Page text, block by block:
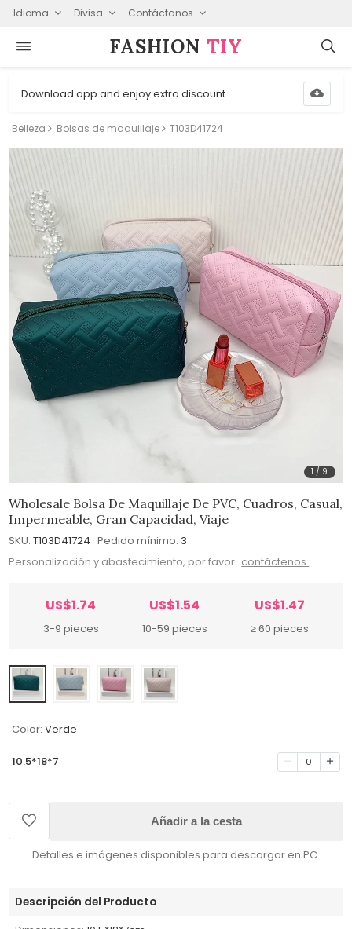
Idioma Divisa Contáctanos
FASHION⁠ TIY
Download app and enjoy extra discount
Belleza Bolsas de maquillaje T103D41724
1 / 9
Wholesale Bolsa De Maquillaje De PVC, Cuadros, Casual,
Impermeable, Gran Capacidad, Viaje
SKU: T103D41724 Pedido mínimo: 3
Personalización y abastecimiento, por favor contáctenos.
US$1.74
3-9 pieces
US$1.54
10-59 pieces
US$1.47
≥ 60 pieces
Color: Verde
10.5*18*7 0
Añadir a la cesta
Detalles e imágenes disponibles para descargar en PC.
Descripción del Producto